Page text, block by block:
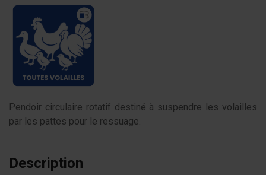
Pendoir circulaire rotatif destiné à suspendre les volailles
par les pattes pour le ressuage.
Description